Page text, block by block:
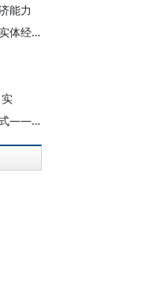
能力
李乐成：以制造业为基础发展壮大实体经济
欧阳康：现代化经济体系的中国范式——中国式现代化独特优势的政治经济学解读